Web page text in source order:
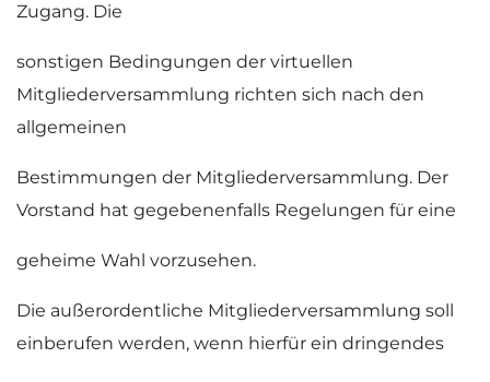
Zugang. Die
sonstigen Bedingungen der virtuellen
Mitgliederversammlung richten sich nach den
allgemeinen
Bestimmungen der Mitgliederversammlung. Der
Vorstand hat gegebenenfalls Regelungen für eine
geheime Wahl vorzusehen.
Die außerordentliche Mitgliederversammlung soll
einberufen werden, wenn hierfür ein dringendes